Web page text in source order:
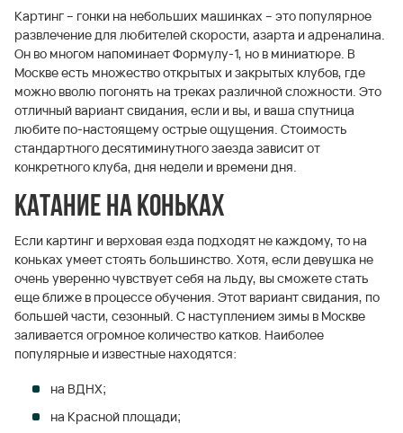
Картинг – гонки на небольших машинках – это популярное
развлечение для любителей скорости, азарта и адреналина.
Он во многом напоминает Формулу-1, но в миниатюре. В
Москве есть множество открытых и закрытых клубов, где
можно вволю погонять на треках различной сложности. Это
отличный вариант свидания, если и вы, и ваша спутница
любите по-настоящему острые ощущения. Стоимость
стандартного десятиминутного заезда зависит от
конкретного клуба, дня недели и времени дня.
Катание на коньках
Если картинг и верховая езда подходят не каждому, то на
коньках умеет стоять большинство. Хотя, если девушка не
очень уверенно чувствует себя на льду, вы сможете стать
еще ближе в процессе обучения. Этот вариант свидания, по
большей части, сезонный. С наступлением зимы в Москве
заливается огромное количество катков. Наиболее
популярные и известные находятся:
на ВДНХ;
на Красной площади;